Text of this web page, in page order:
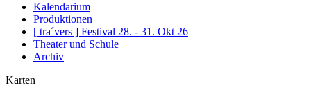
Kalendarium
Produktionen
[ tra´vers ] Festival 28. - 31. Okt 26
Theater und Schule
Archiv
Karten